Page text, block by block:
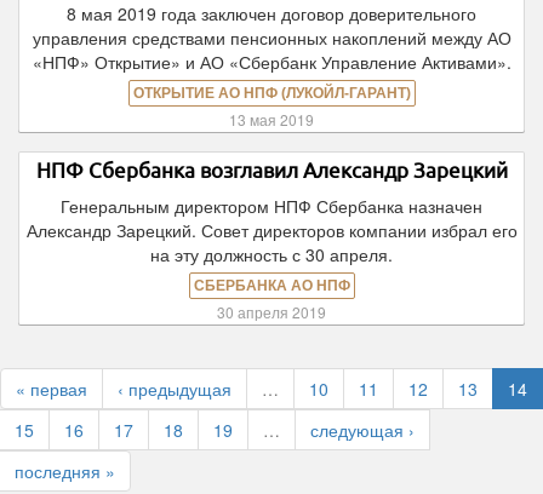
8 мая 2019 года заключен договор доверительного
управления средствами пенсионных накоплений между АО
«НПФ» Открытие» и АО «Сбербанк Управление Активами».
ОТКРЫТИЕ АО НПФ (ЛУКОЙЛ-ГАРАНТ)
13 мая 2019
НПФ Сбербанка возглавил Александр Зарецкий
Генеральным директором НПФ Сбербанка назначен
Александр Зарецкий. Совет директоров компании избрал его
на эту должность с 30 апреля.
СБЕРБАНКА АО НПФ
30 апреля 2019
« первая ‹ предыдущая … 10 11 12 13
14
15
16 17 18 19 …
следующая ›
последняя »